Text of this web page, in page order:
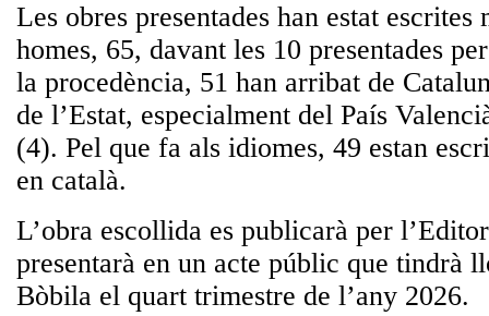
Les obres presentades han estat
homes, 65, davant les 10 presentades
la procedència, 51 han arribat de
de l’Estat, especialment del País
(4). Pel que fa als idiomes, 49 estan
en català.
L’obra escollida es publicarà per
presentarà en un acte públic que tindrà
Bòbila el quart trimestre de l’any 2026.